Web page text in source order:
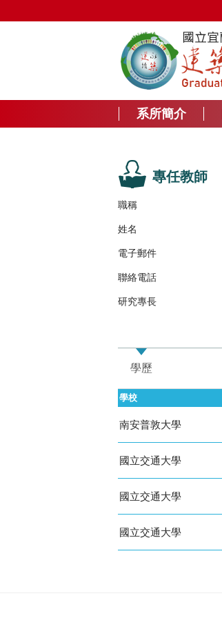
到
系所簡介
專任教師
職稱
姓名
電子郵件
聯絡電話
研究專長
學歷
學校
南安普敦大學
國立交通大學
國立交通大學
國立交通大學